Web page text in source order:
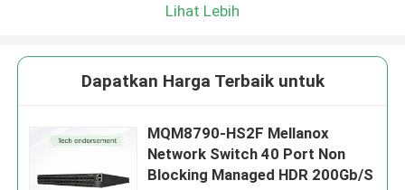
Lihat Lebih
Dapatkan Harga Terbaik untuk
MQM8790-HS2F Mellanox
Network Switch 40 Port Non
Blocking Managed HDR 200Gb/S